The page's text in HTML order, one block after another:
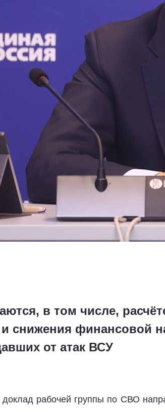
в том числе,
снижения финансовой
от атак ВСУ
рабочей группы по СВО